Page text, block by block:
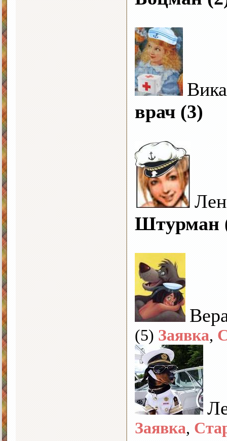
Вика
врач (3)
Штурман
(5) Заявка,
Заявка,